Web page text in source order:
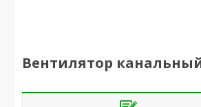
Вентилятор канальный